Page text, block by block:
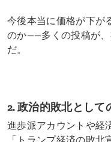
今後本当に価格が下が
のか——多くの投稿が
だ。
2. 政治的敗北として
進歩派アカウントや経